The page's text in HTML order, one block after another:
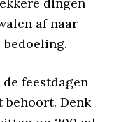
af naar
feestdagen
behoort. Denk